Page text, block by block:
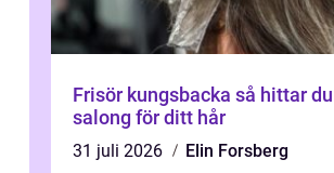
Frisör kungsbacka så hittar du rätt
salong för ditt hår
31 juli 2026
Elin Forsberg